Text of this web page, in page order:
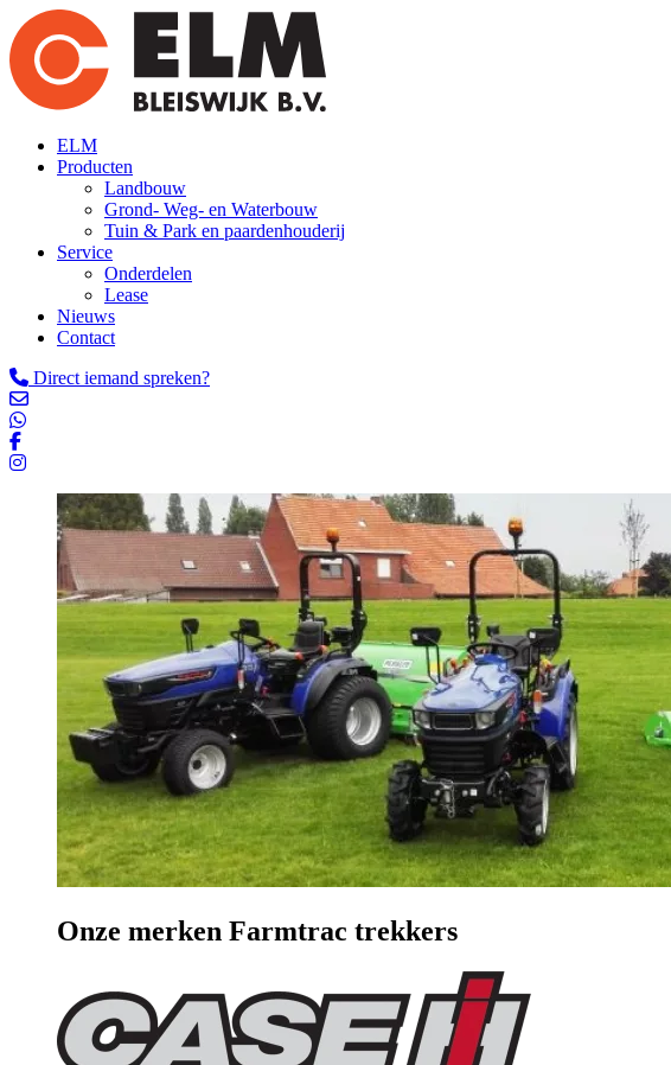
ELM
Producten
Landbouw
Grond- Weg- en Waterbouw
Tuin & Park en paardenhouderij
Service
Onderdelen
Lease
Nieuws
Contact
Direct iemand spreken?
Onze merken Farmtrac trekkers